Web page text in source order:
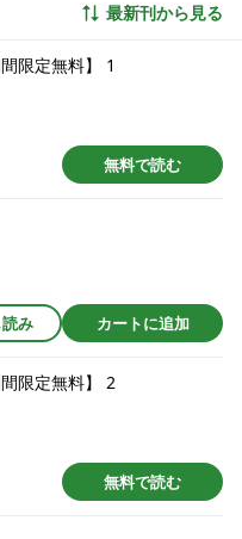
はじまる！
最新刊から見る
限定無料】 1
無料で読む
み カートに追加
限定無料】 2
無料で読む